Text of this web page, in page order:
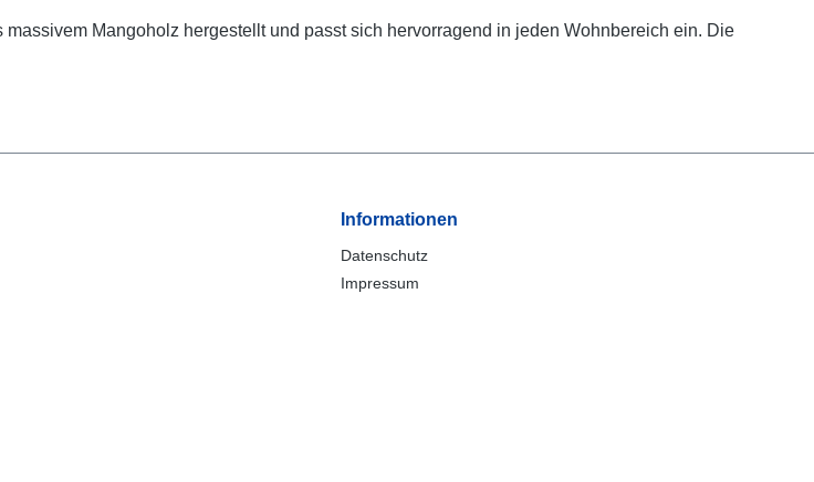
Mangoholz hergestellt und passt sich hervorragend in jeden Wohnbereich ein. Die
Informationen
Datenschutz
Impressum